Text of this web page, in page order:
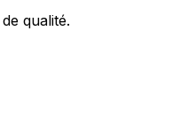
qualité.